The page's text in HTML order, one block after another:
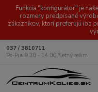
Funkcia "konfigurátor" je
rozmery predpísané
zákazníkov, ktorí preferujú iba
037 / 3810711
Po-Pia 9.30 - 14.00 *letný režim